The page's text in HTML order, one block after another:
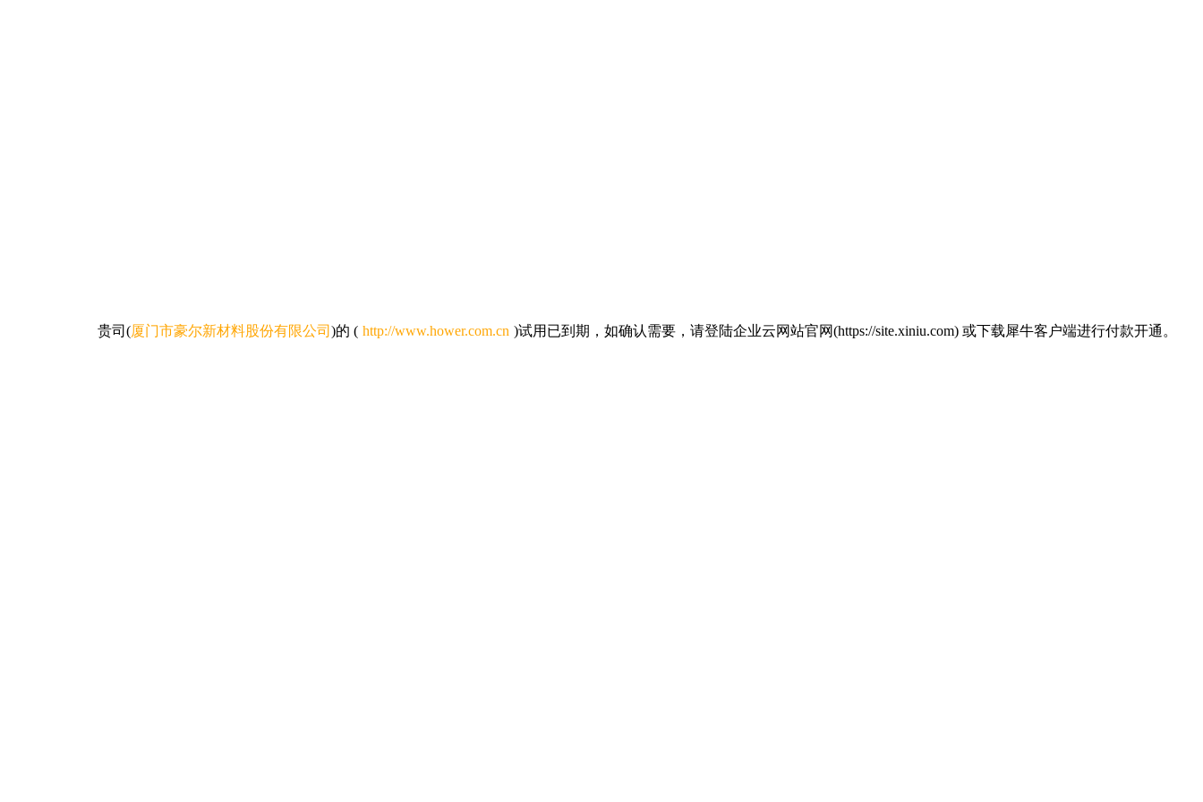
贵司 (厦门市豪尔新材料股份有限公司 )的 ( http://www.hower.com.cn )试用已到期，如确认需要，请登陆企业云网站官网(https://site.xiniu.com) 或下载犀牛客户端进行付款开通。